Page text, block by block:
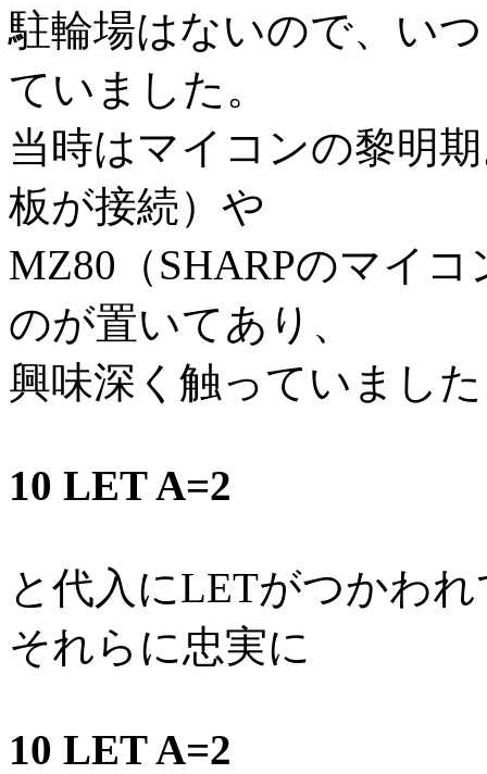
駐輪場はないので、い
ていました。
当時はマイコンの黎明
板が接続）や
MZ80（SHARPのマイ
のが置いてあり、
興味深く触っていまし
10 LET A=2
と代入にLETがつかわ
それらに忠実に
10 LET A=2